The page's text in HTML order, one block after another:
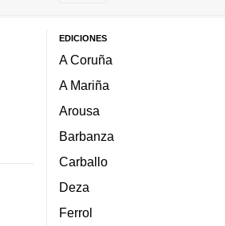
EDICIONES
A Coruña
A Mariña
Arousa
Barbanza
Carballo
Deza
Ferrol